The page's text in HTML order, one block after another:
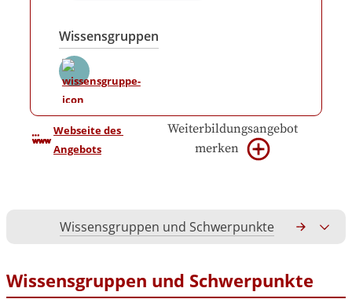
Wissensgruppen
Webseite des
Angebots
Weiterbildungsangebot
merken
Wissensgruppen und Schwerpunkte
Wissensgruppen und Schwerpunkte